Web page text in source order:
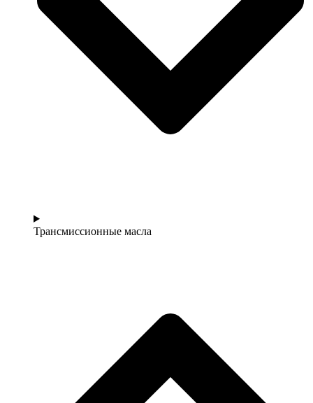
Трансмиссионные масла